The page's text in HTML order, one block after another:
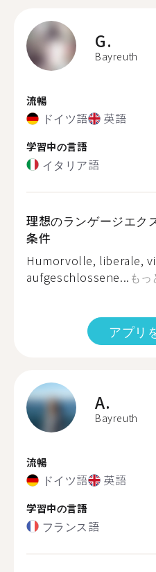
G.
Bayreuth
流暢
ドイツ語 英語
学習中の言語
イタリア語
理想のランゲージエク
条件
Humorvolle, liberale,
aufgeschlossene... もっ
アプリ
A.
Bayreuth
流暢
ドイツ語 英語
学習中の言語
フランス語